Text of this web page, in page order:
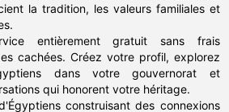
la tradition, les valeurs familiales et
entièrement gratuit sans frais
cachées. Créez votre profil, explorez
dans votre gouvernorat et
qui honorent votre héritage.
construisant des connexions